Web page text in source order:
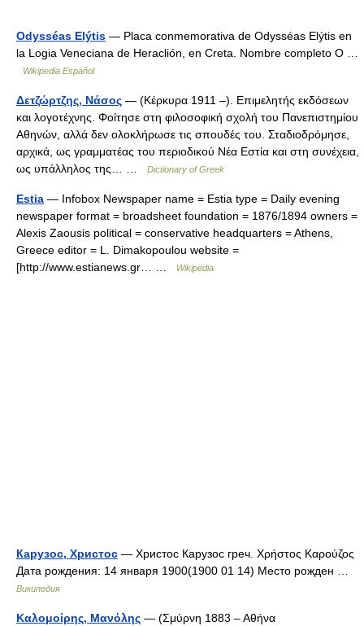
Odysséas Elýtis — Placa conmemorativa de Odysséas Elýtis en
la Logia Veneciana de Heraclión, en Creta. Nombre completo Ο …
Wikipedia Español
Δετζώρτζης, Νάσος — (Κέρκυρα 1911 –). Επιμελητής εκδόσεων
και λογοτέχνης. Φοίτησε στη φιλοσοφική σχολή του Πανεπιστημίου
Αθηνών, αλλά δεν ολοκλήρωσε τις σπουδές του. Σταδιοδρόμησε,
αρχικά, ως γραμματέας του περιοδικού Νέα Εστία και στη συνέχεια,
ως υπάλληλος της… …
Dictionary of Greek
Estia — Infobox Newspaper name = Estia type = Daily evening
newspaper format = broadsheet foundation = 1876/1894 owners =
Alexis Zaousis political = conservative headquarters = Athens,
Greece editor = L. Dimakopoulou website =
[http://www.estianews.gr… …
Wikipedia
Карузос, Христос — Христос Карузос греч. Χρήστος Καρούζος
Дата рождения: 14 января 1900(1900 01 14) Место рожден …
Википедия
Καλομοίρης, Μανόλης — (Σμύρνη 1883 – Αθήνα